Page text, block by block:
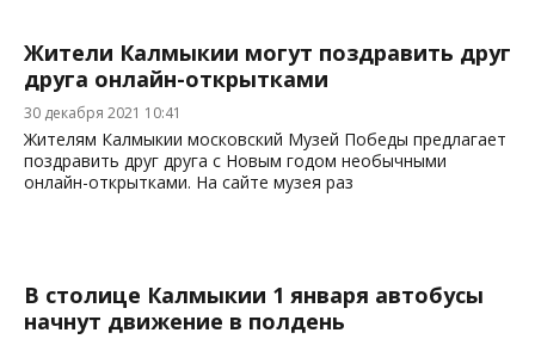
Жители Калмыкии могут поздравить друг
друга онлайн-открытками
30 декабря 2021 10:41
Жителям Калмыкии московский Музей Победы предлагает
поздравить друг друга с Новым годом необычными
онлайн-открытками. На сайте музея раз
В столице Калмыкии 1 января автобусы
начнут движение в полдень